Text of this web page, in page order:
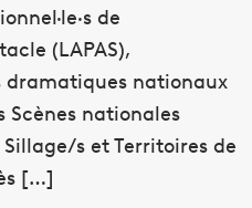
de
(LAPAS),
dramatiques nationaux
Scènes nationales
s et Territoires de
[…]